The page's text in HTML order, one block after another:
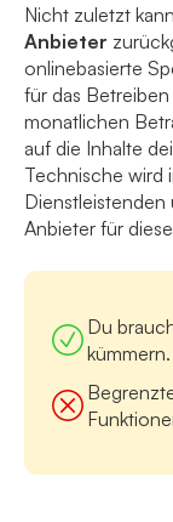
Nicht zuletzt
Anbieter
onlinebasierte
für das
monatlichen
auf die Inhalte
Technische wird
Anbieter für
Du
kümmern.